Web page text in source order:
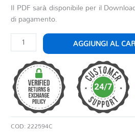
Il PDF sarà disponibile per il
di pagamento.
LA
RONDA
quantità
AGGIUNGI AL
COD:222594C